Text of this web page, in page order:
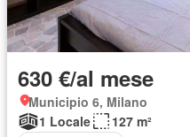
630 €/al mese
Municipio 6, Milano
1 Locale
127 m²